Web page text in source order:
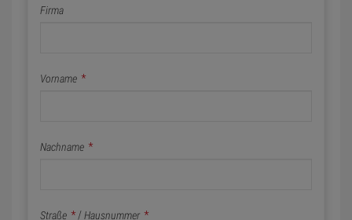
Firma
Vorname *
Nachname *
Straße * /Hausnummer *